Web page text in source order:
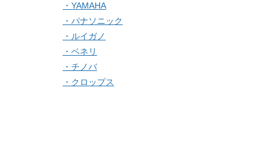
・YAMAHA
・パナソニック
・ルイガノ
・ベネリ
・チノバ
・クロップス